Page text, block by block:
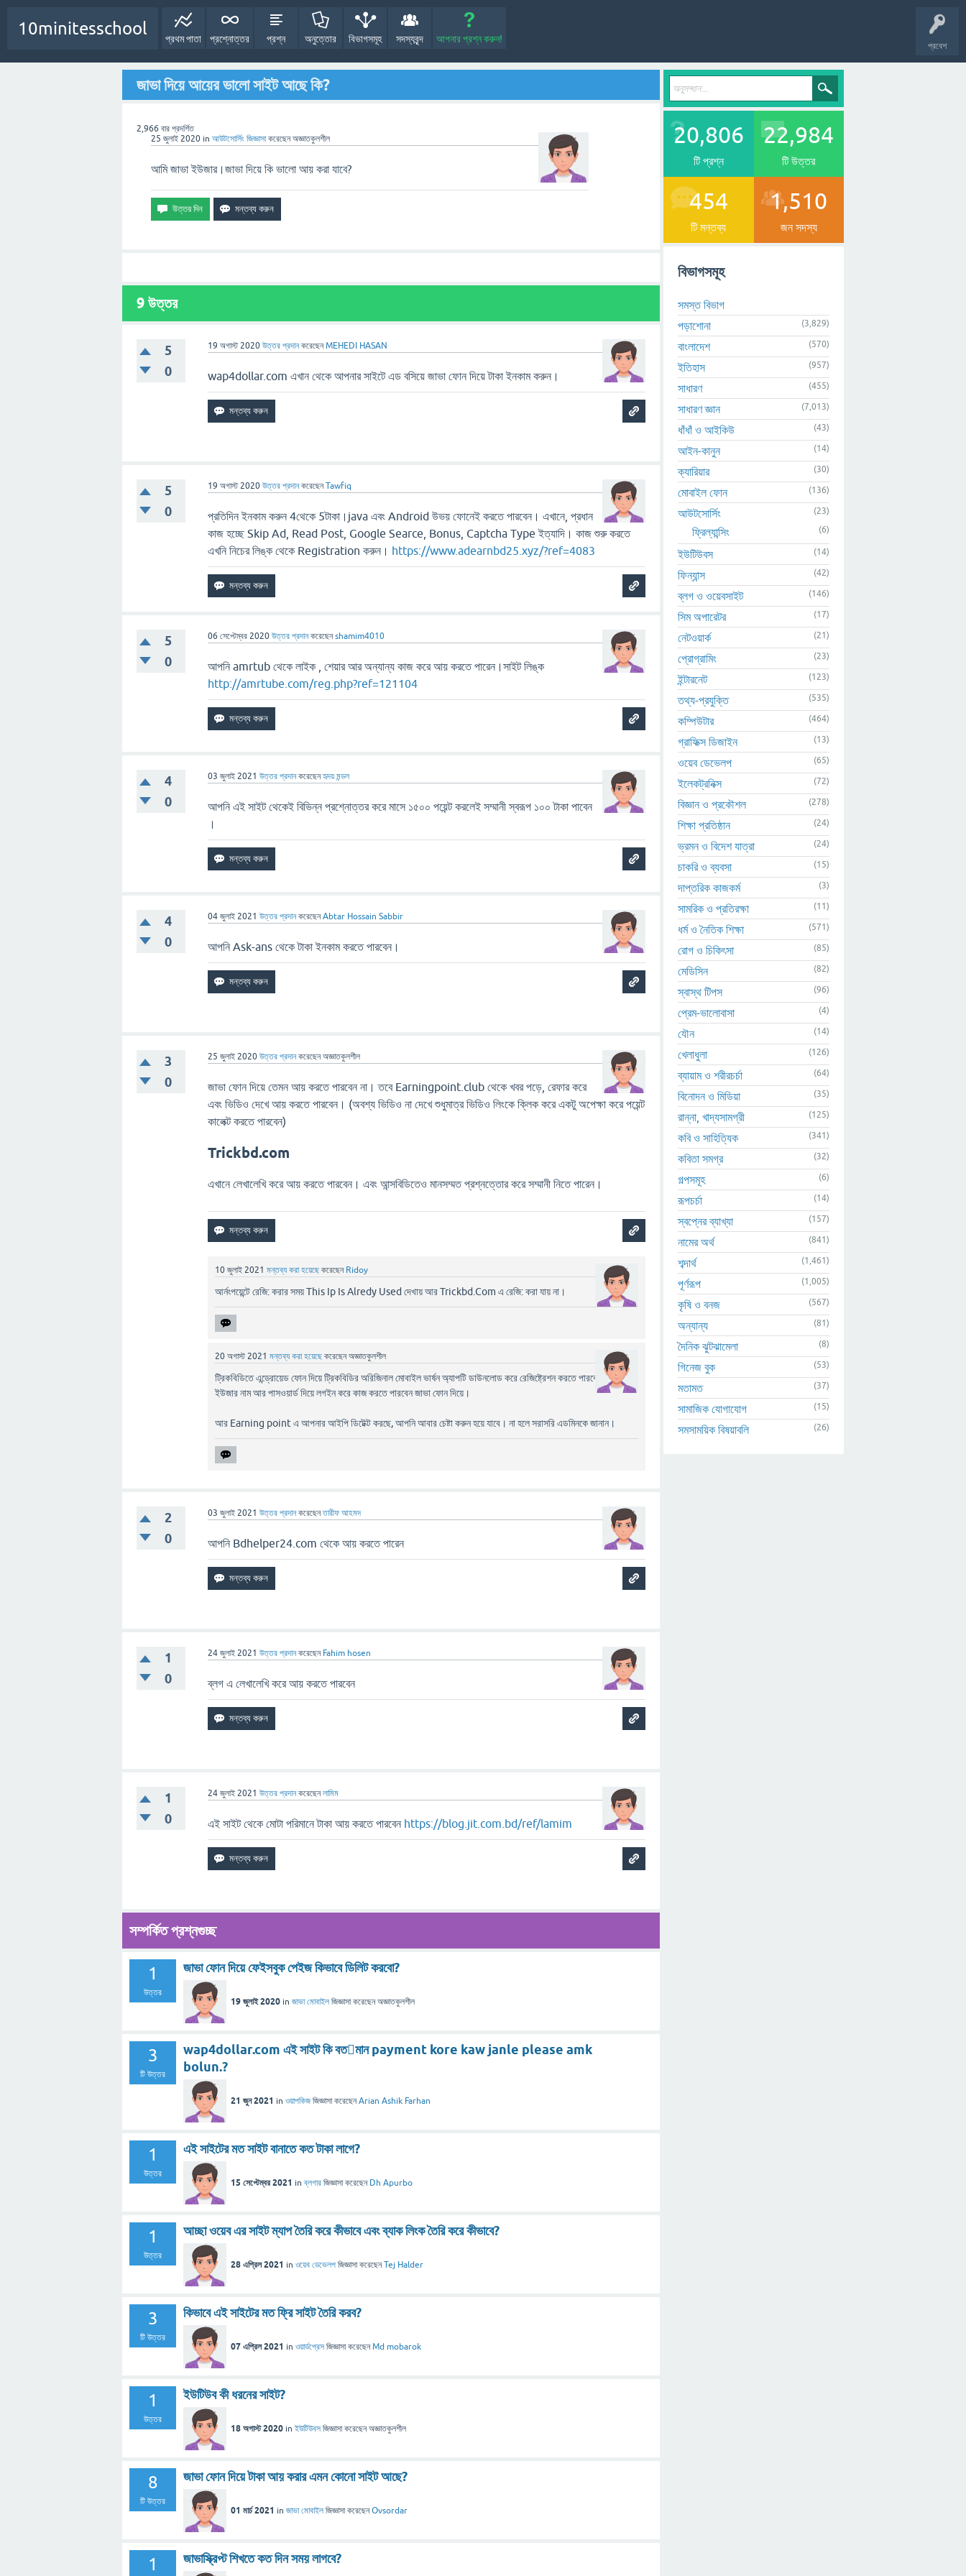
প্রবেশ
10minitesschool
প্রথম পাতা প্রশ্নোত্তর প্রশ্ন অনুত্তোর বিভাগসমূহ সদস্যবৃন্দ আপনার প্রশ্ন করুন!
জাভা দিয়ে আয়ের ভালো সাইট আছে কি?
2,966 বার প্রদর্শিত
25 জুলাই 2020 in আউটসোর্সিং জিজ্ঞাসা করেছেনঅজ্ঞাতকুলশীল
আমি জাভা ইউজার।জাভা দিয়ে কি ভালো আয় করা যাবে?
9 উত্তর
5
0
19 অগাস্ট 2020 উত্তর প্রদান করেছেনMEHEDI HASAN
wap4dollar.com এখান থেকে আপনার সাইটে এড বসিয়ে জাভা ফোন দিয়ে টাকা ইনকাম করুন।
5
0
19 অগাস্ট 2020 উত্তর প্রদান করেছেনTawfiq
প্রতিদিন ইনকাম করুন 4থেকে 5টাকা।java এবং Android উভয় ফোনেই করতে পারবেন। এখানে, প্রধান
কাজ হচ্ছে Skip Ad, Read Post, Google Searce, Bonus, Captcha Type ইত্যাদি। কাজ শুরু করতে
এখনি নিচের লিঙ্ক থেকে Registration করুন। https://www.adearnbd25.xyz/?ref=4083
5
0
06 সেপ্টেম্বর 2020 উত্তর প্রদান করেছেনshamim4010
আপনি amrtub থেকে লাইক , শেয়ার আর অন্যান্য কাজ করে আয় করতে পারেন।সাইট লিঙ্ক
http://amrtube.com/reg.php?ref=121104
4
0
03 জুলাই 2021 উত্তর প্রদান করেছেনহৃদয় মন্ডল
আপনি এই সাইট থেকেই বিভিন্ন প্রশ্নোত্তর করে মাসে ১৫০০ পয়েন্ট করলেই সম্মানী স্বরূপ ১০০ টাকা পাবেন
।
4
0
04 জুলাই 2021 উত্তর প্রদান করেছেনAbtar Hossain Sabbir
আপনি Ask-ans থেকে টাকা ইনকাম করতে পারবেন।
3
0
25 জুলাই 2020 উত্তর প্রদান করেছেনঅজ্ঞাতকুলশীল
জাভা ফোন দিয়ে তেমন আয় করতে পারবেন না। তবে Earningpoint.club থেকে খবর পড়ে, রেফার করে
এবং ভিডিও দেখে আয় করতে পারবেন। (অবশ্য ভিডিও না দেখে শুধুমাত্র ভিডিও লিংকে ক্লিক করে একটু অপেক্ষা করে পয়েন্ট
কালেক্ট করতে পারবেন)
Trickbd.com
এখানে লেখালেখি করে আয় করতে পারবেন। এবং আন্সবিডিতেও মানসম্মত প্রশ্নত্তোর করে সম্মানী নিতে পারেন।
10 জুলাই 2021 মন্তব্য করা হয়েছে করেছেন Ridoy
আর্নংপয়েন্টে রেজি: করার সময় This Ip Is Alredy Used দেখায় আর Trickbd.Com এ রেজি: করা যায় না।
20 অগাস্ট 2021 মন্তব্য করা হয়েছে করেছেনঅজ্ঞাতকুলশীল
ট্রিকবিডিতে এন্ড্রোয়েড ফোন দিয়ে ট্রিকবিডির অরিজিনাল মোবাইল ভার্ষন অ্যাপটি ডাউনলোড করে রেজিষ্ট্রেশন করতে পারবেন।তারপর
ইউজার নাম আর পাসওয়ার্ড দিয়ে লগইন করে কাজ করতে পারবেন জাভা ফোন দিয়ে।
আর Earning point এ আপনার আইপি ডিটেক্ট করছে, আপনি আবার চেষ্টা করুন হয়ে যাবে। না হলে সরাসরি এডমিনকে জানান।
2
0
03 জুলাই 2021 উত্তর প্রদান করেছেনতারীফ আহমদ
আপনি Bdhelper24.com থেকে আয় করতে পারেন
1
0
24 জুলাই 2021 উত্তর প্রদান করেছেন Fahim hosen
ব্লগ এ লেখালেখি করে আয় করতে পারবেন
1
0
24 জুলাই 2021 উত্তর প্রদান করেছেনলামিম
এই সাইট থেকে মোটা পরিমানে টাকা আয় করতে পারবেন https://blog.jit.com.bd/ref/lamim
সম্পর্কিত প্রশ্নগুচ্ছ
1
উত্তর
জাভা ফোন দিয়ে ফেইসবুক পেইজ কিভাবে ডিলিট করবো?
19 জুলাই 2020 in জাভা মোবাইল জিজ্ঞাসা করেছেনঅজ্ঞাতকুলশীল
3
টি উত্তর
wap4dollar.com এই সাইট কি বতমান payment kore kaw janle please amk
bolun.?
21 জুন 2021 in ওয়াপকিজ জিজ্ঞাসা করেছেনArian Ashik Farhan
1
উত্তর
এই সাইটের মত সাইট বানাতে কত টাকা লাগে?
15 সেপ্টেম্বর 2021 inব্লগার জিজ্ঞাসা করেছেন Dh Apurbo
1
উত্তর
আচ্ছা ওয়েব এর সাইট ম্যাপ তৈরি করে কীভাবে এবং ব্যাক লিংক তৈরি করে কীভাবে?
28 এপ্রিল 2021 in ওয়েব ডেভেলপ জিজ্ঞাসা করেছেনTej Halder
3
টি উত্তর
কিভাবে এই সাইটের মত ফ্রি সাইট তৈরি করব?
07 এপ্রিল 2021 in ওয়ার্ডপ্রেস জিজ্ঞাসা করেছেনMd mobarok
1
উত্তর
ইউটিউব কী ধরনের সাইট?
18 অগাস্ট 2020 in ইউটিউবস জিজ্ঞাসা করেছেনঅজ্ঞাতকুলশীল
8
টি উত্তর
জাভা ফোন দিয়ে টাকা আয় করার এমন কোনো সাইট আছে?
01 মার্চ 2021 in জাভা মোবাইল জিজ্ঞাসা করেছেনOvsordar
1 জাভাস্ক্রিপ্ট শিখতে কত দিন সময় লাগবে?
20,806
টি প্রশ্ন
22,984
টি উত্তর
454
টি মন্তব্য
1,510
জন সদস্য
বিভাগসমূহ
সমস্ত বিভাগ
পড়াশোনা
(3,829)
বাংলাদেশ (570)
ইতিহাস (957)
সাধারণ (455)
সাধারণ জ্ঞান (7,013)
ধাঁধাঁ ও আইকিউ (43)
আইন-কানুন (14)
ক্যারিয়ার (30)
মোবাইল ফোন (136)
আউটসোর্সিং (23)
ফ্রিল্যান্সিং (6)
ইউটিউবস (14)
ফিন্যান্স (42)
ব্লগ ও ওয়েবসাইট (146)
সিম অপারেটর (17)
নেটওয়ার্ক (21)
প্রোগ্রামিং (23)
ইন্টারনেট (123)
তথ্য-প্রযুক্তি (535)
কম্পিউটার (464)
গ্রাফিক্স ডিজাইন (13)
ওয়েব ডেভেলপ (65)
ইলেকট্রনিক্স (72)
বিজ্ঞান ও প্রকৌশল (278)
শিক্ষা প্রতিষ্ঠান (24)
ভ্রমন ও বিদেশ যাত্রা (24)
চাকরি ও ব্যবসা (15)
দাপ্তরিক কাজকর্ম (3)
সামরিক ও প্রতিরক্ষা (11)
ধর্ম ও নৈতিক শিক্ষা (571)
রোগ ও চিকিৎসা (85)
মেডিসিন (82)
স্বাস্থ টিপস (96)
প্রেম-ভালোবাসা (4)
যৌন (14)
খেলাধুলা (126)
ব্যায়াম ও শরীরচর্চা (64)
বিনোদন ও মিডিয়া (35)
রান্না, খাদ্যসামগ্রী (125)
কবি ও সাহিত্যিক (341)
কবিতা সমগ্র (32)
গল্পসমূহ (6)
রূপচর্চা (14)
স্বপ্নের ব্যাখ্যা (157)
নামের অর্থ (841)
শব্দার্থ (1,461)
পূর্ণরূপ (1,005)
কৃষি ও বনজ (567)
অন্যান্য (81)
দৈনিক ঝুটঝামেলা (8)
গিনেজ বুক (53)
মতামত (37)
সামাজিক যোগাযোগ (15)
সমসাময়িক বিষয়াবলি (26)